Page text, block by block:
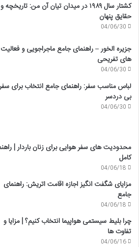
کشتار سال ۱۹۸۹ در میدان تیان آن من: تاریخچه و
حقایق پنهان
04/06/30
جزیره الخور – راهنمای جامع ماجراجویی و فعالیت
های تفریحی
04/06/30
لباس مناسب سفر: راهنمای جامع انتخاب برای
بی دردسر
04/06/30
محدودیت های سفر هوایی برای زنان باردار |
کامل
04/06/18
مزایای شگفت انگیز اجازه اقامت اتریش: راهنمای
جامع
04/06/18
چرا بلیط سیستمی هواپیما انتخاب کنیم؟ | مزایا و
تفاوت ها
04/06/16